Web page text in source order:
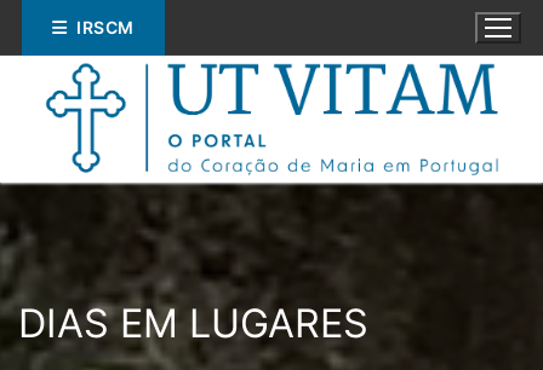
Saltar
para
conteúdo
IRSCM
Pesquisar
por:
DIAS EM LUGARES